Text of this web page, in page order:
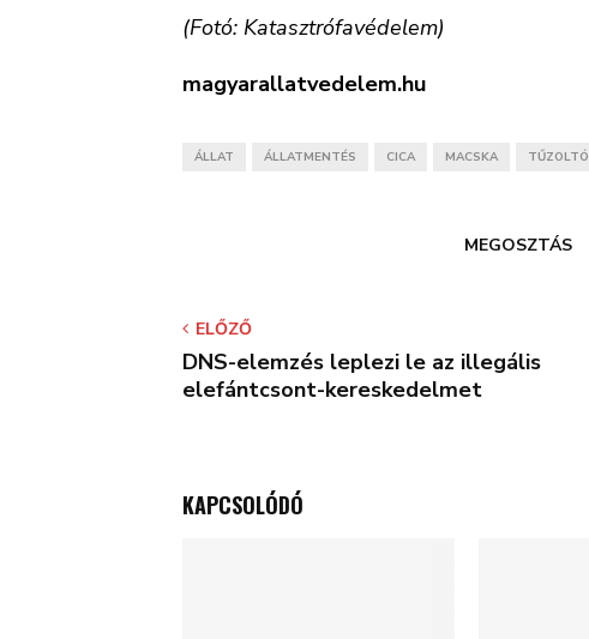
(Fotó: Katasztrófavédelem)
magyarallatvedelem.hu
ÁLLAT ÁLLATMENTÉS CICA MACSKA TŰZOLTÓ
MEGOSZTÁS
ELŐZŐ
DNS-elemzés leplezi le az illegális
elefántcsont-kereskedelmet
KAPCSOLÓDÓ